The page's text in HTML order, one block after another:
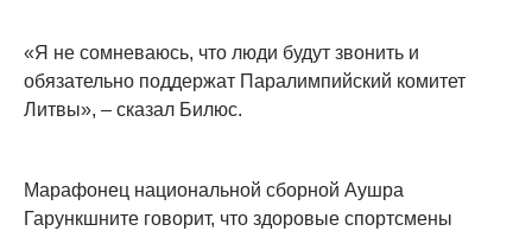
«Я не сомневаюсь, что люди будут звонить и
обязательно поддержат Паралимпийский комитет
Литвы», – сказал Билюс.
Марафонец национальной сборной Аушра
Гарункшните говорит, что здоровые спортсмены